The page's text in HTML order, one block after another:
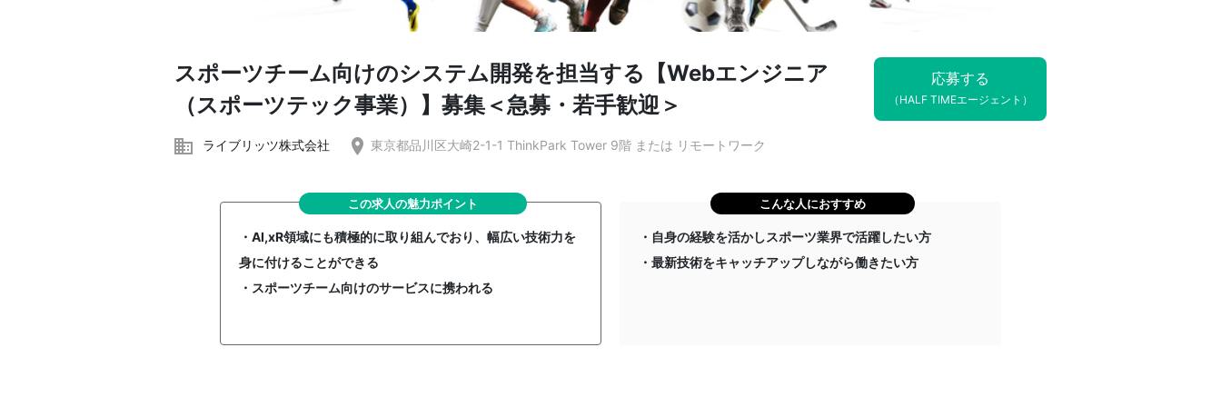
スポーツチーム向けのシステム開発を担当する【Webエンジニア
（スポーツテック事業）】募集＜急募・若手歓迎＞
応募する
（HALF TIMEエージェント）
ライブリッツ株式会社 東京都品川区大崎2-1-1 ThinkPark Tower 9階 または リモートワーク
この求人の魅力ポイント
・AI,xR領域にも積極的に取り組んでおり、幅広い技術力を
身に付けることができる
・スポーツチーム向けのサービスに携われる
こんな人におすすめ
・自身の経験を活かしスポーツ業界で活躍したい方
・最新技術をキャッチアップしながら働きたい方